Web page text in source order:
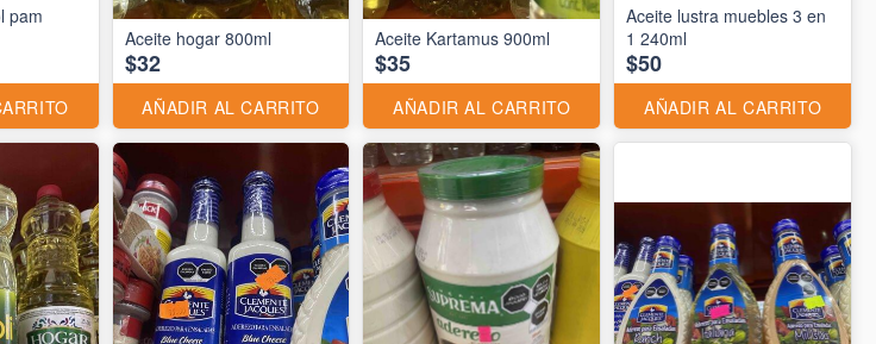
pam
Aceite hogar 800ml
$32
AÑADIR AL CARRITO
Aceite Kartamus 900ml
$35
AÑADIR AL CARRITO
Aceite lustra muebles 3 en
1 240ml
$50
AÑADIR AL CARRITO